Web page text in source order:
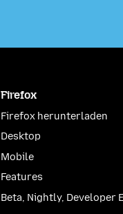
Firefox
Firefox herunterladen
Desktop
Mobile
Features
Beta, Nightly, Developer